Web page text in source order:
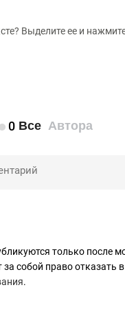
Выделите ее и
0 Все Автора
только после
за собой право
.